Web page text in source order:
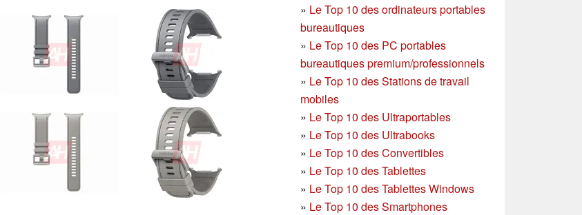
» Le Top 10 des ordinateurs portables
bureautiques
» Le Top 10 des PC portables
bureautiques premium/professionnels
» Le Top 10 des Stations de travail
mobiles
» Le Top 10 des Ultraportables
» Le Top 10 des Ultrabooks
» Le Top 10 des Convertibles
» Le Top 10 des Tablettes
» Le Top 10 des Tablettes Windows
» Le Top 10 des Smartphones